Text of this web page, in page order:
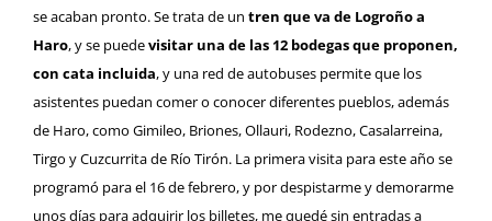
se acaban pronto. Se trata de un tren que va de Logroño a
Haro, y se puedevisitar una de las 12 bodegas que proponen,
con cata incluida, y una red de autobuses permite que los
asistentes puedan comer o conocer diferentes pueblos, además
de Haro, como Gimileo, Briones, Ollauri, Rodezno, Casalarreina,
Tirgo y Cuzcurrita de Río Tirón. La primera visita para este año se
programó para el 16 de febrero, y por despistarme y demorarme
unos días para adquirir los billetes, me quedé sin entradas a